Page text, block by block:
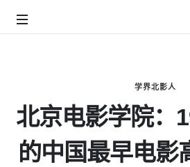
学界北影人
北京电影学院：
的中国最早电影